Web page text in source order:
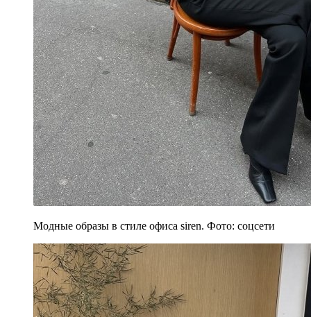
Модные образы в стиле офиса siren. Фото: соцсети